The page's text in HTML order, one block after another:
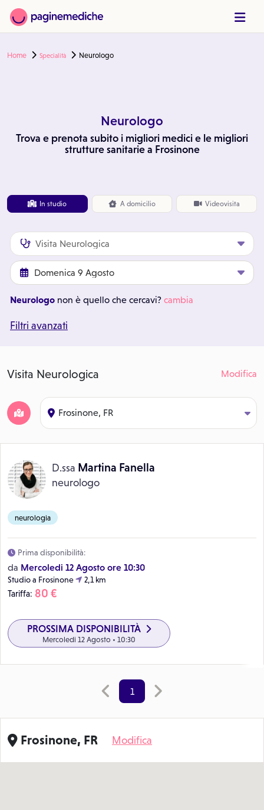
Home Specialità Neurologo
Neurologo
Trova e prenota subito i migliori medici e le migliori
strutture sanitarie a Frosinone
In studio A domicilio Videovisita
Neurologo non è quello che cercavi? cambia
Filtri avanzati
Visita Neurologica Modifica
Frosinone, FR
D.ssa Martina Fanella
neurologo
neurologia
Prima disponibilità:
da Mercoledi 12 Agosto ore 10:30
Studio a Frosinone 2,1 km
Tariffa: 80 €
PROSSIMA DISPONIBILITÀ
Mercoledi 12 Agosto • 10:30
1
Frosinone, FR Modifica